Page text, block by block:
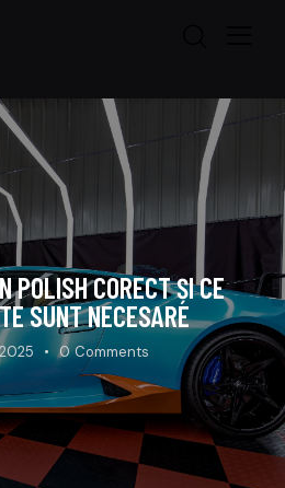
POLISH CORECT ȘI CE
SUNT NECESARE
0 Comments